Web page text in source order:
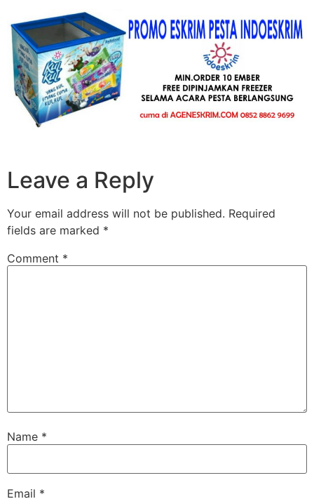
Leave a Reply
Your email address will not be published. Required
fields are marked *
Comment *
Name *
Email *